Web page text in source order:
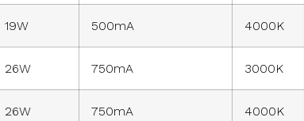
19W 500mA 4000K
26W 750mA 3000K
26W 750mA 4000K